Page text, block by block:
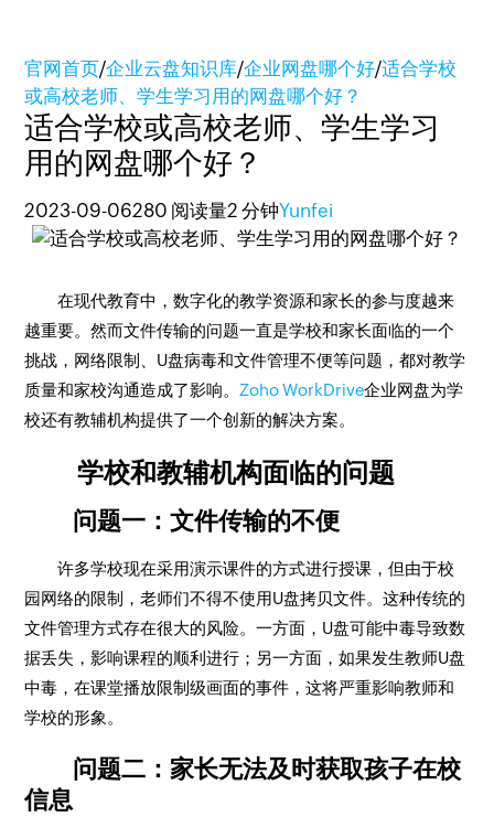
官网首页/企业云盘知识库/企业网盘哪个好/适合学校
或高校老师、学生学习用的网盘哪个好？
适合学校或高校老师、学生学习
用的网盘哪个好？
2023-09-06280 阅读量2 分钟Yunfei
在现代教育中，数字化的教学资源和家长的参与度越来
越重要。然而文件传输的问题一直是学校和家长面临的一个
挑战，网络限制、U盘病毒和文件管理不便等问题，都对教学
质量和家校沟通造成了影响。 Zoho WorkDrive企业网盘为学
校还有教辅机构提供了一个创新的解决方案。
学校和教辅机构面临的问题
问题一：文件传输的不便
许多学校现在采用演示课件的方式进行授课，但由于校
园网络的限制，老师们不得不使用U盘拷贝文件。这种传统的
文件管理方式存在很大的风险。一方面，U盘可能中毒导致数
据丢失，影响课程的顺利进行；另一方面，如果发生教师U盘
中毒，在课堂播放限制级画面的事件，这将严重影响教师和
学校的形象。
问题二：家长无法及时获取孩子在校
信息